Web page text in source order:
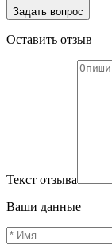
Задать вопрос
Оставить отзыв
Текст отзыва
Ваши данные